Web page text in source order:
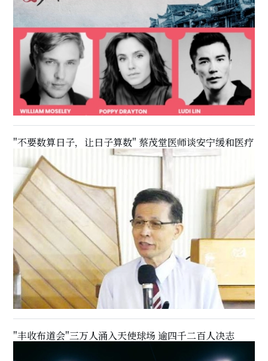
"不要数算日子，让日子算数" 蔡茂堂医师谈安宁缓和医疗
"丰收布道会"三万人涌入天使球场 逾四千二百人决志